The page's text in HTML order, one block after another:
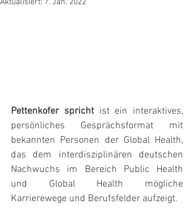
Aktualisiert: 7. Jan. 2022
Pettenkofer spricht ist ein interaktives,
persönliches Gesprächsformat mit
bekannten Personen der Global Health,
das dem interdisziplinären deutschen
Nachwuchs im Bereich Public Health
und Global Health mögliche
Karrierewege und Berufsfelder aufzeigt.